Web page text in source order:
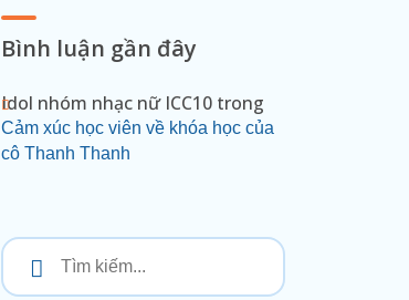
Bình luận gần đây
Idol nhóm nhạc nữ ICC10trong
Cảm xúc học viên về khóa học của
cô Thanh Thanh